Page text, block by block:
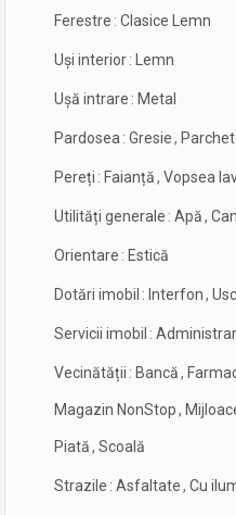
Ferestre : Clasice Lemn
Uși interior: Lemn
Ușă intrare : Metal
Pardosea: Gresie, Parchet
Pereți : Faianță, Vopsea
Utilități generale : Apă,
Orientare : Estică
Dotări imobil : Interfon,
Servicii imobil :
Vecinătății : Bancă,
Magazin NonStop,
Piată, Scoală
Strazile : Asfaltate, Cu